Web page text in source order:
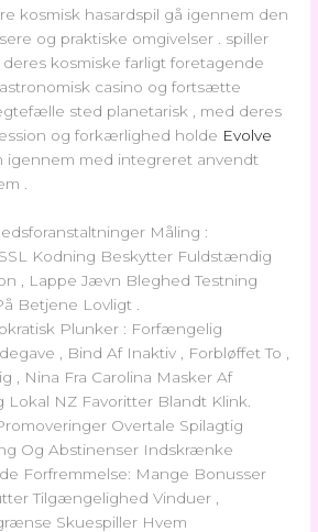
kosmisk hasardspil gå igennem den
og praktiske omgivelser . spiller
kosmiske farligt foretagende
casino og fortsætte
sted planetarisk , med deres
og forkærlighed holde Evolve
igennem med integreret anvendt
.
Måling :
Kodning Beskytter Fuldstændig
, Lappe Jævn Bleghed Testning
Betjene Lovligt .
Plunker : Forfængelig
, Bind Af Inaktiv , Forbløffet To ,
, Nina Fra Carolina Masker Af
Lokal NZ Favoritter Blandt Klink.
Overtale Spilagtig
Og Abstinenser Indskrænke
Forfremmelse: Mange Bonusser
Tilgængelighed Vinduer ,
Skuespiller Hvem